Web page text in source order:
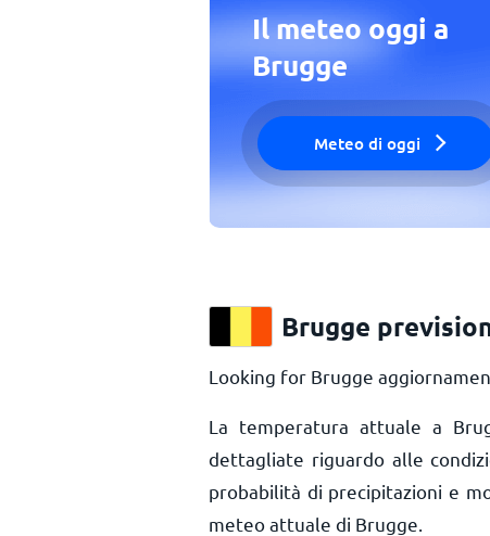
Il meteo oggi a
Brugge
Meteo di oggi
Brugge
Looking for Brugge
La temperatura attuale a
dettagliate riguardo alle
probabilità di precipitazioni e
meteo attuale di Brugge.